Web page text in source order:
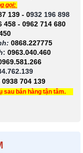
gọi:
139- 0932 196 898
458 - 0962 714 680
0868.227775
: 0963.040.460
0938 704 139
bán hàng tận tâm.